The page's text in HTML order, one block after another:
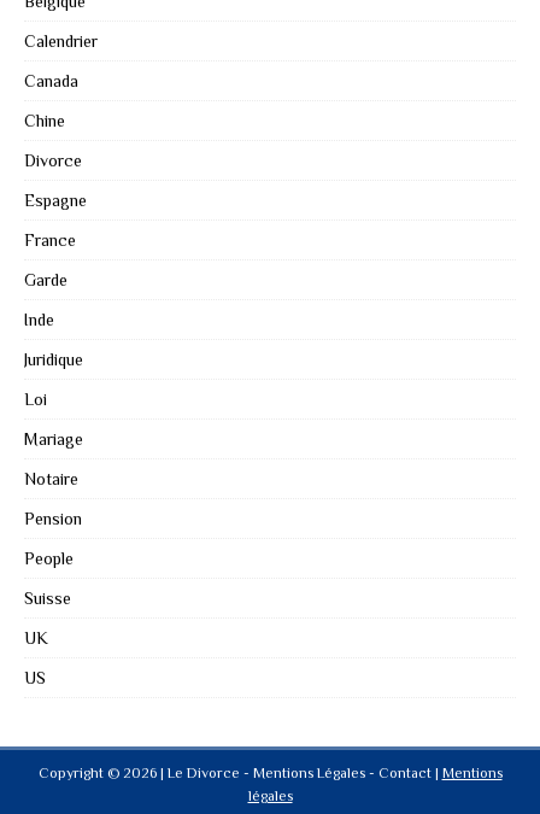
Calendrier
Canada
Chine
Divorce
Espagne
France
Garde
Inde
Juridique
Loi
Mariage
Notaire
Pension
People
Suisse
UK
US
Copyright © 2026 | Le Divorce - Mentions Légales - Contact | Mentions
légales